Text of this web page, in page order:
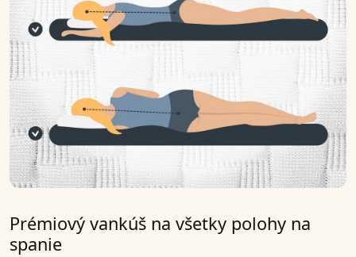
Prémiový vankúš na všetky polohy na
spanie